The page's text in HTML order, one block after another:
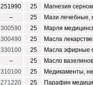
251990 25
Магнезия
– 25
Мази лечебные,
300590 25
Марля
300490 25
Масла
330100 25
Масла эфирные
– 25
Масло
310100 25
Медикаменты,
271220 25
Парафин